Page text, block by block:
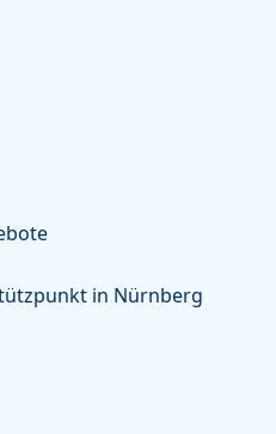
in Nürnberg